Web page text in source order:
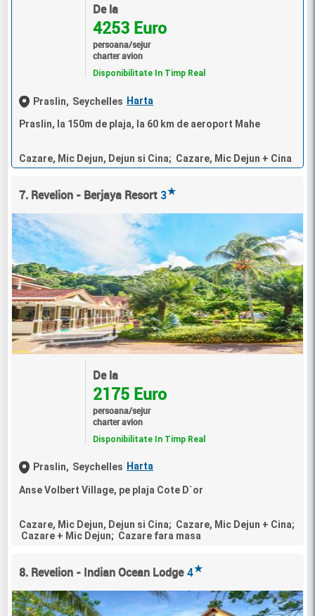
De la
4253 Euro
persoana/sejur
charter avion
Disponibilitate In Timp Real
Praslin, Seychelles Harta
Praslin, la 150m de plaja, la 60 km de aeroport Mahe
Cazare, Mic Dejun, Dejun si Cina; Cazare, Mic Dejun + Cina
7. Revelion - Berjaya Resort 3★
De la
2175 Euro
persoana/sejur
charter avion
Disponibilitate In Timp Real
Praslin, Seychelles Harta
Anse Volbert Village, pe plaja Cote D`or
Cazare, Mic Dejun, Dejun si Cina; Cazare, Mic Dejun + Cina;
Cazare + Mic Dejun; Cazare fara masa
8. Revelion - Indian Ocean Lodge 4★